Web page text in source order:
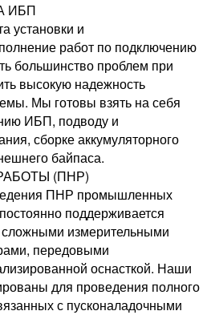
ИБП
установки и
работ по подключению
большинство проблем при
высокую надежность
Мы готовы взять на себя
ИБП, подводу и
сборке аккумуляторного
байпаса.
(ПНР)
ПНР промышленных
поддерживается
измерительными
передовыми
оснасткой. Наши
для проведения полного
с пусконаладочными